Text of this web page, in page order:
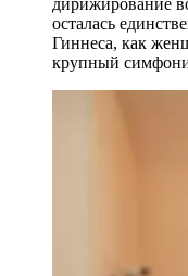
дирижирование
осталась
Гиннеса, как
крупный